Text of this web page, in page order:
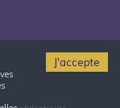
J'accepte